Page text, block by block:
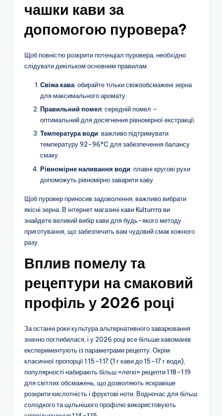
чашки кави за
допомогою пуровера?
Щоб повністю розкрити потенціал пуровера, необхідно
слідувати декільком основним правилам:
Свіжа кава: обирайте тільки свіжообсмажені зерна
для максимального аромату.
Правильний помел: середній помел –
оптимальний для досягнення рівномірної екстракції.
Температура води: важливо підтримувати
температуру 92-96°C для забезпечення балансу
смаку.
Рівномірне наливання води: плавні кругові рухи
допоможуть рівномірно заварити каву.
Щоб пуровер приносив задоволення, важливо вибрати
якісні зерна. В інтернет магазині кави Kulturrra ви
знайдете великий вибір кави для будь-якого методу
приготування, що забезпечить вам чудовий смак кожного
разу.
Вплив помелу та
рецептури на смаковий
профіль у 2026 році
За останні роки культура альтернативного заварювання
значно поглибилася, і у 2026 році все більше кавоманів
експериментують із параметрами рецепту. Окрім
класичної пропорції 1:15–1:17 (1 г кави до 15–17 г води),
популярності набирають більш «легкі» рецепти 1:18–1:19
для світлих обсмажень, що дозволяють яскравіше
розкрити кислотність і фруктові ноти. Водночас для більш
солодкого та щільнішого профілю використовують